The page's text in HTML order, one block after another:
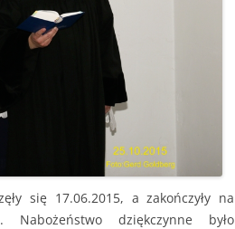
się 17.06.2015, a zakończyły na
dziękczynne było